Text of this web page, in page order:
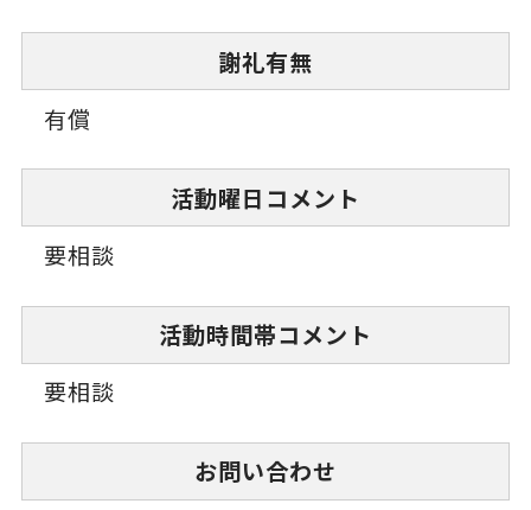
謝礼有無
有償
活動曜日コメント
要相談
活動時間帯コメント
要相談
お問い合わせ